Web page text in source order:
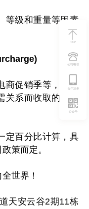
TOP
公司电话
合作洽谈
公众号
等级和重量等因素
商促销季等，由于
关系而收取的附加
定百分比计算，具
策而定。
世界！
天安云谷2期11栋